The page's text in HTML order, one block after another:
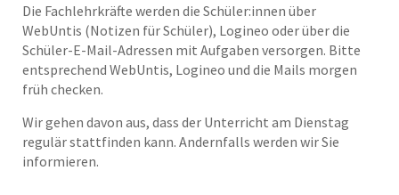
Die Fachlehrkräfte werden die Schüler:innen über
WebUntis (Notizen für Schüler), Logineo oder über die
Schüler-E-Mail-Adressen mit Aufgaben versorgen. Bitte
entsprechend WebUntis, Logineo und die Mails morgen
früh checken.
Wir gehen davon aus, dass der Unterricht am Dienstag
regulär stattfinden kann. Andernfalls werden wir Sie
informieren.